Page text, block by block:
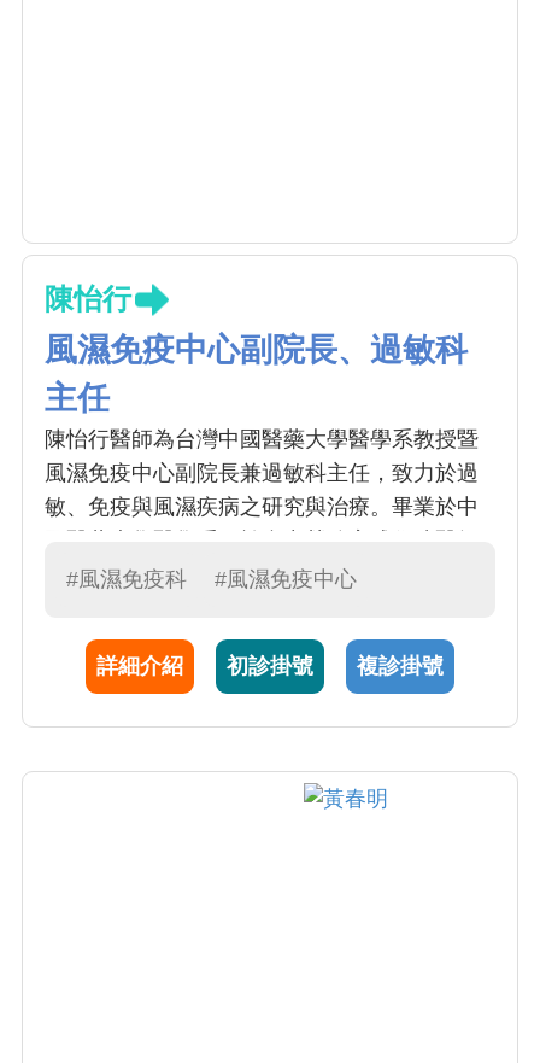
陳怡行
風濕免疫中心副院長、過敏科
主任
陳怡行醫師為台灣中國醫藥大學醫學系教授暨
風濕免疫中心副院長兼過敏科主任，致力於過
敏、免疫與風濕疾病之研究與治療。畢業於中
與專科訓練，2004-2009年獲東海大學分子過敏
學院進修。歷任台中榮總過敏免疫風濕科主
任、內科部副部主任，並曾任中華民國免疫學
親切，2009年榮獲商業周刊台灣百大良醫。
#風濕免疫科 #風濕免疫中心
詳細介紹 初診掛號 複診掛號